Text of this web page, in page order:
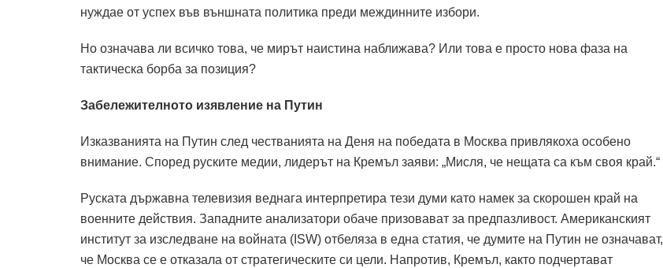
нуждае от успех във външната политика преди междинните избори.
Но означава ли всичко това, че мирът наистина наближава? Или това е просто нова фаза на
тактическа борба за позиция?
Забележителното изявление на Путин
Изказванията на Путин след честванията на Деня на победата в Москва привлякоха особено
внимание. Според руските медии, лидерът на Кремъл заяви: „Мисля, че нещата са към своя край.“
Руската държавна телевизия веднага интерпретира тези думи като намек за скорошен край на
военните действия. Западните анализатори обаче призовават за предпазливост. Американският
институт за изследване на войната (ISW) отбеляза в една статия, че думите на Путин не означават,
че Москва се е отказала от стратегическите си цели. Напротив, Кремъл, както подчертават